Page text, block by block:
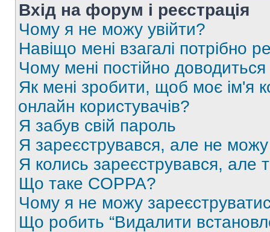
Вхід на форум і реєстрація
Чому я не можу увійти?
Навіщо мені взагалі потрібно
Чому мені постійно
Як мені зробити, щоб моє ім'я
онлайн користувачів?
Я забув свій пароль
Я зареєструвався, але не
Я колись зареєструвався,
Що таке COPPA?
Чому я не можу
Що робить “Видалити